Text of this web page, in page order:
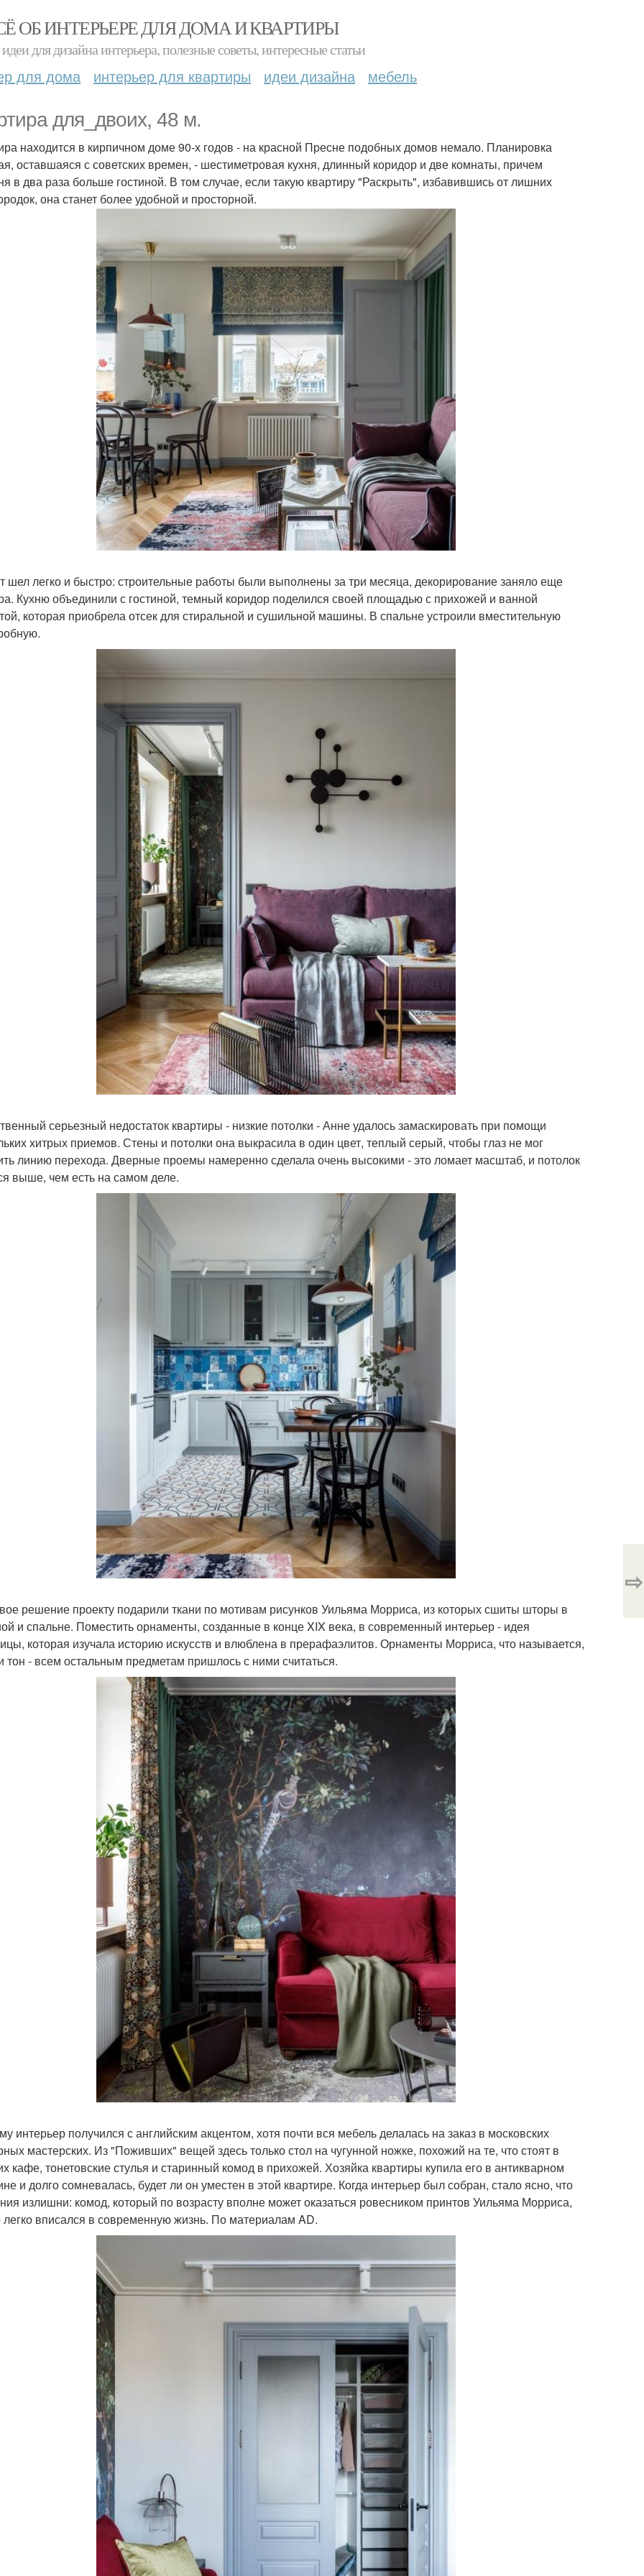
ОБ ИНТЕРЬЕРЕ ДЛЯ ДОМА И КВАРТИРЫ
для дизайна интерьера, полезные советы, интересные статьи
для дома интерьер для квартиры идеи дизайна мебель
для_двоих, 48 м.
находится в кирпичном доме 90-х годов - на красной Пресне подобных домов немало. Планировка
оставшаяся с советских времен, - шестиметровая кухня, длинный коридор и две комнаты, причем
в два раза больше гостиной. В том случае, если такую квартиру "Раскрыть", избавившись от лишних
она станет более удобной и просторной.
шел легко и быстро: строительные работы были выполнены за три месяца, декорирование заняло еще
Кухню объединили с гостиной, темный коридор поделился своей площадью с прихожей и ванной
которая приобрела отсек для стиральной и сушильной машины. В спальне устроили вместительную
серьезный недостаток квартиры - низкие потолки - Анне удалось замаскировать при помощи
хитрых приемов. Стены и потолки она выкрасила в один цвет, теплый серый, чтобы глаз не мог
линию перехода. Дверные проемы намеренно сделала очень высокими - это ломает масштаб, и потолок
выше, чем есть на самом деле.
решение проекту подарили ткани по мотивам рисунков Уильяма Морриса, из которых сшиты шторы в
и спальне. Поместить орнаменты, созданные в конце XIX века, в современный интерьер - идея
которая изучала историю искусств и влюблена в прерафаэлитов. Орнаменты Морриса, что называется,
тон - всем остальным предметам пришлось с ними считаться.
интерьер получился с английским акцентом, хотя почти вся мебель делалась на заказ в московских
мастерских. Из "Поживших" вещей здесь только стол на чугунной ножке, похожий на те, что стоят в
кафе, тонетовские стулья и старинный комод в прихожей. Хозяйка квартиры купила его в антикварном
и долго сомневалась, будет ли он уместен в этой квартире. Когда интерьер был собран, стало ясно, что
излишни: комод, который по возрасту вполне может оказаться ровесником принтов Уильяма Морриса,
легко вписался в современную жизнь. По материалам AD.
⇨